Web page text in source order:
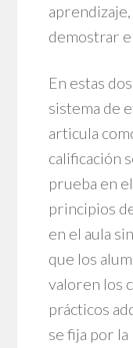
demostrar
En estas
sistema de
articula
calificación
prueba en
principios
en el aula
que los
valoren los
prácticos
se fija por